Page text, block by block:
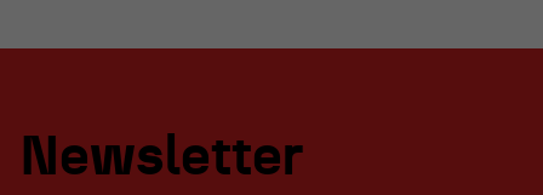
Festiwal R@Port
Newsletter